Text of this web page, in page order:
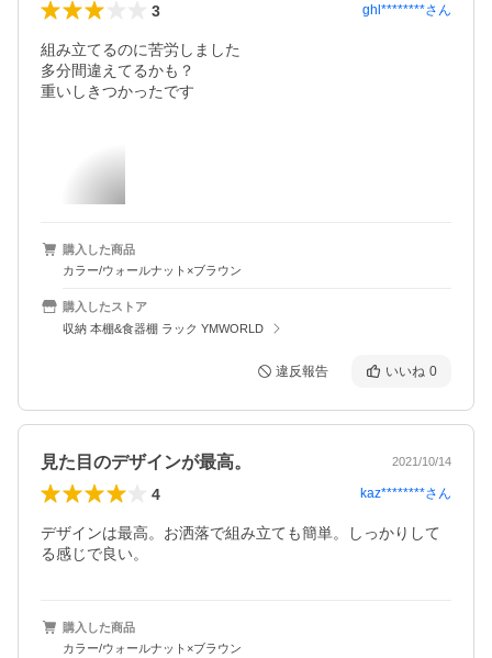
3 ghl********さん
組み立てるのに苦労しました
多分間違えてるかも？
重いしきつかったです
購入した商品
カラー/ウォールナット×ブラウン
購入したストア
収納 本棚&食器棚 ラック YMWORLD
違反報告 いいね 0
見た目のデザインが最高。 2021/10/14
4 kaz********さん
デザインは最高。お洒落で組み立ても簡単。しっかりして
る感じで良い。
購入した商品
カラー/ウォールナット×ブラウン